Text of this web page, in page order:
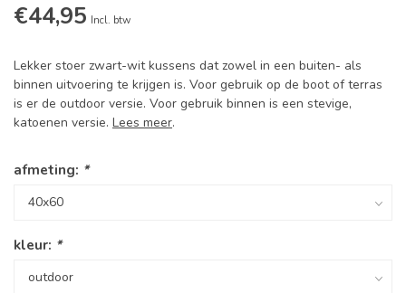
€44,95 Incl. btw
Lekker stoer zwart-wit kussens dat zowel in een buiten- als
binnen uitvoering te krijgen is. Voor gebruik op de boot of terras
is er de outdoor versie. Voor gebruik binnen is een stevige,
katoenen versie. Lees meer.
afmeting: *
kleur: *